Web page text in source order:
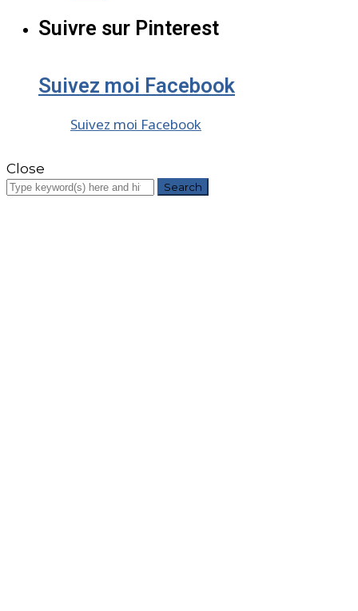
Suivre sur Pinterest
Suivez moi Facebook
Suivez moi Facebook
Close